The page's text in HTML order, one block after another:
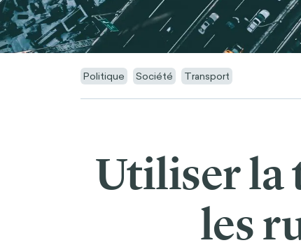
Politique Société Transport
Utiliser la
les